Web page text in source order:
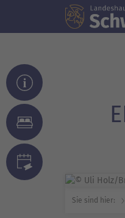
Sie sind hier: